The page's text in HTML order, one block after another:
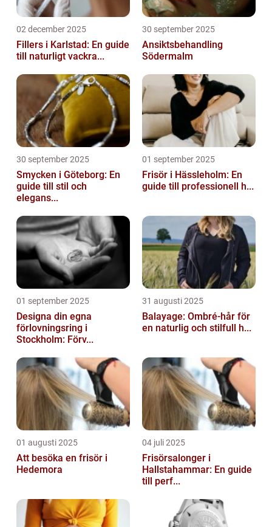
02 december 2025
Fillers i Karlstad: En guide
till naturligt vackra...
30 september 2025
Ansiktsbehandling
Södermalm
30 september 2025
Smycken i Göteborg: En
guide till stil och
elegans...
01 september 2025
Frisör i Hässleholm: En
guide till professionell h...
01 september 2025
Designa din egna
förlovningsring i
Stockholm: Förv...
31 augusti 2025
Balayage: Ombré-hår för
en naturlig och stilfull h...
01 augusti 2025
Att besöka en frisör i
Hedemora
04 juli 2025
Frisörsalonger i
Hallstahammar: En guide
till perf...